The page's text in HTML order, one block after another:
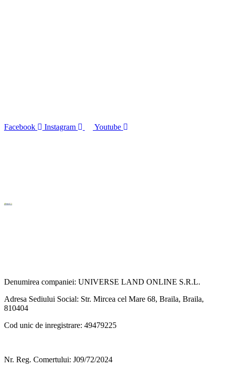
Facebook Instagram Youtube
Denumirea companiei: UNIVERSE LAND ONLINE S.R.L.
Adresa Sediului Social: Str. Mircea cel Mare 68, Braila, Braila,
810404
Cod unic de inregistrare: 49479225
Nr. Reg. Comertului: J09/72/2024